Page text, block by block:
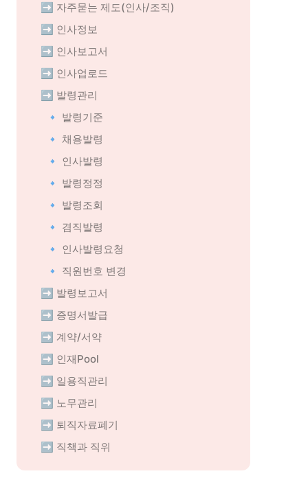
➡️ 자주묻는 제도(인사/조직)
➡️ 인사정보
➡️ 인사보고서
➡️ 인사업로드
➡️ 발령관리
🔹 발령기준
🔹 채용발령
🔹 인사발령
🔹 발령정정
🔹 발령조회
🔹 겸직발령
🔹 인사발령요청
🔹 직원번호 변경
➡️ 발령보고서
➡️ 증명서발급
➡️ 계약/서약
➡️ 인재Pool
➡️ 일용직관리
➡️ 노무관리
➡️ 퇴직자료폐기
➡️ 직책과 직위